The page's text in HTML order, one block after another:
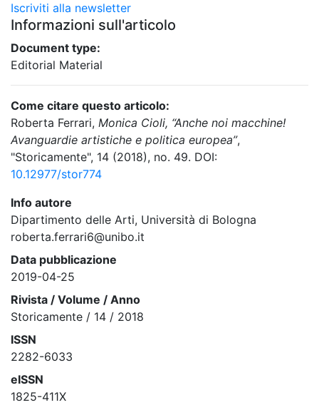
Iscriviti alla newsletter
Informazioni sull'articolo
Document type:
Editorial Material
Come citare questo articolo:
Roberta Ferrari, Monica Cioli, “Anche noi macchine!
Avanguardie artistiche e politica europea”,
"Storicamente", 14 (2018), no. 49. DOI:
10.12977/stor774
Info autore
Dipartimento delle Arti, Università di Bologna
roberta.ferrari6@unibo.it
Data pubblicazione
2019-04-25
Rivista / Volume / Anno
Storicamente / 14 / 2018
ISSN
2282-6033
eISSN
1825-411X